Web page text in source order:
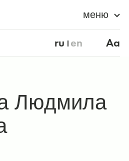
меню
ru en Aa
Людмила